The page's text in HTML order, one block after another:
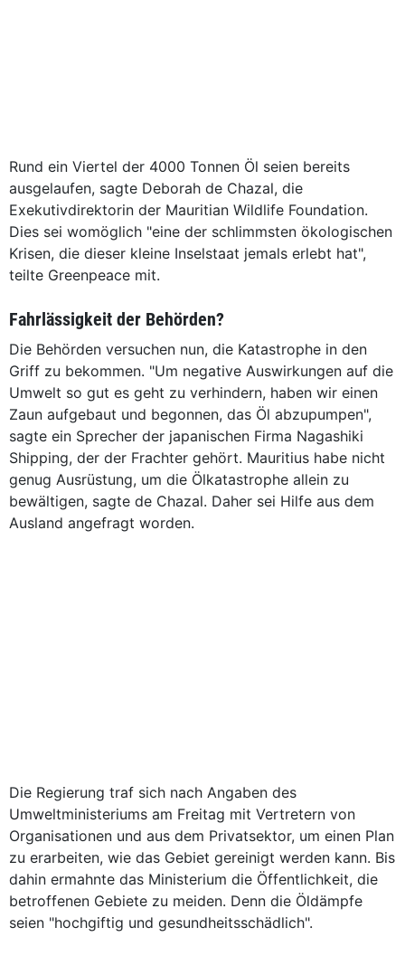
Rund ein Viertel der 4000 Tonnen Öl seien bereits
ausgelaufen, sagte Deborah de Chazal, die
Exekutivdirektorin der Mauritian Wildlife Foundation.
Dies sei womöglich "eine der schlimmsten ökologischen
Krisen, die dieser kleine Inselstaat jemals erlebt hat",
teilte Greenpeace mit.
Fahrlässigkeit der Behörden?
Die Behörden versuchen nun, die Katastrophe in den
Griff zu bekommen. "Um negative Auswirkungen auf die
Umwelt so gut es geht zu verhindern, haben wir einen
Zaun aufgebaut und begonnen, das Öl abzupumpen",
sagte ein Sprecher der japanischen Firma Nagashiki
Shipping, der der Frachter gehört. Mauritius habe nicht
genug Ausrüstung, um die Ölkatastrophe allein zu
bewältigen, sagte de Chazal. Daher sei Hilfe aus dem
Ausland angefragt worden.
Die Regierung traf sich nach Angaben des
Umweltministeriums am Freitag mit Vertretern von
Organisationen und aus dem Privatsektor, um einen Plan
zu erarbeiten, wie das Gebiet gereinigt werden kann. Bis
dahin ermahnte das Ministerium die Öffentlichkeit, die
betroffenen Gebiete zu meiden. Denn die Öldämpfe
seien "hochgiftig und gesundheitsschädlich".